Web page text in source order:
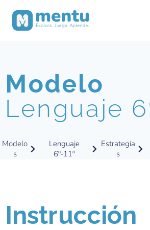
Modelo
Lenguaje
Modelo
s
Lenguaje
6º-11º
Estrategia
s
Instrucción